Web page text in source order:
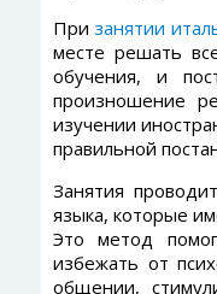
Призанятии
месте решать
обучения, и
произношение
изучении
правильной
Занятия
языка, которые
Это метод
избежать от
общении,